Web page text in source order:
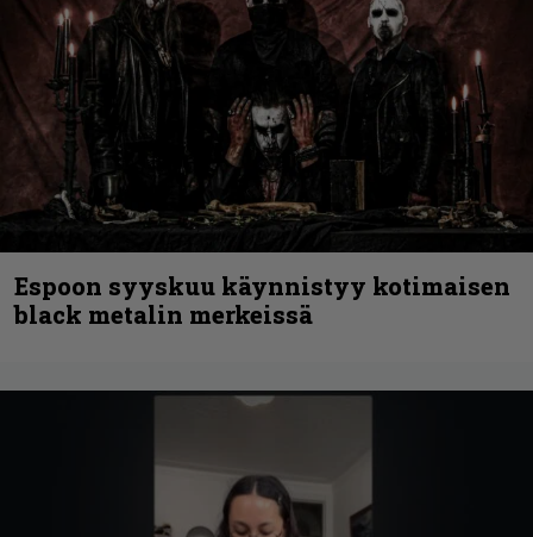
Espoon syyskuu käynnistyy kotimaisen
black metalin merkeissä